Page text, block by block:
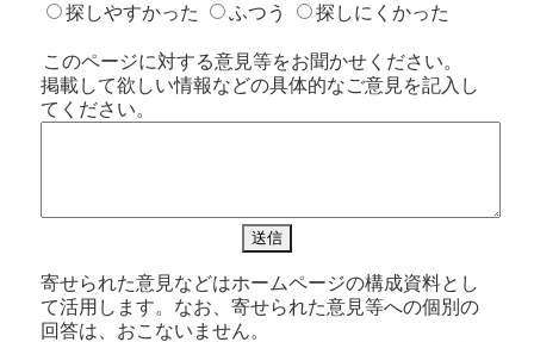
探しやすかった
ふつう 探しにくかった
このページに対する意見等をお聞かせください。
掲載して欲しい情報などの具体的なご意見を記入し
てください。
寄せられた意見などはホームページの構成資料とし
て活用します。なお、寄せられた意見等への個別の
回答は、おこないません。